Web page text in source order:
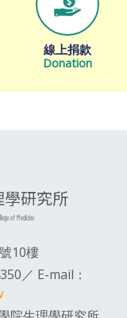
線上捐款
Donation
研究所
of Medicine
10樓
／ E-mail：